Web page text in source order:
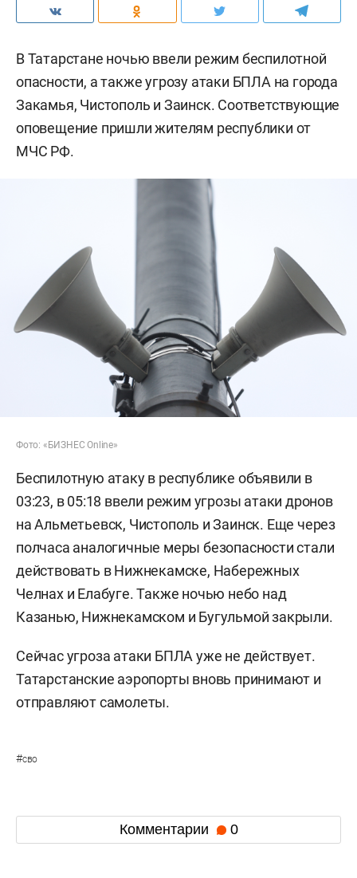
В Татарстане ночью ввели режим беспилотной
опасности, а также угрозу атаки БПЛА на города
Закамья, Чистополь и Заинск. Соответствующие
оповещение пришли жителям республики от
МЧС РФ.
Фото: «БИЗНЕС Online»
Беспилотную атаку в республике объявили в
03:23, в 05:18 ввели режим угрозы атаки дронов
на Альметьевск, Чистополь и Заинск. Еще через
полчаса аналогичные меры безопасности стали
действовать в Нижнекамске, Набережных
Челнах и Елабуге. Также ночью небо над
Казанью, Нижнекамском и Бугульмой закрыли.
Сейчас угроза атаки БПЛА уже не действует.
Татарстанские аэропорты вновь принимают и
отправляют самолеты.
#сво
Комментарии 0